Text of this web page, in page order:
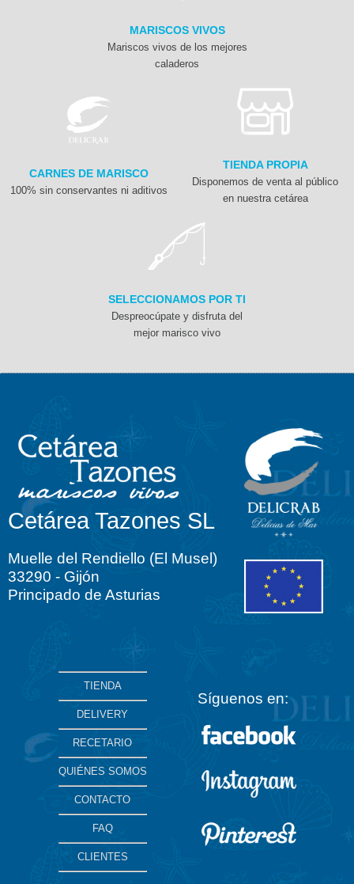
MARISCOS VIVOS
Mariscos vivos de los mejores
caladeros
CARNES DE MARISCO
100% sin conservantes ni aditivos
TIENDA PROPIA
Disponemos de venta al público
en nuestra cetárea
SELECCIONAMOS POR TI
Despreocúpate y disfruta del
mejor marisco vivo
Cetárea Tazones SL
Muelle del Rendiello (El Musel)
33290 - Gijón
Principado de Asturias
TIENDA
DELIVERY
RECETARIO
QUIÉNES SOMOS
CONTACTO
FAQ
CLIENTES
Síguenos en: